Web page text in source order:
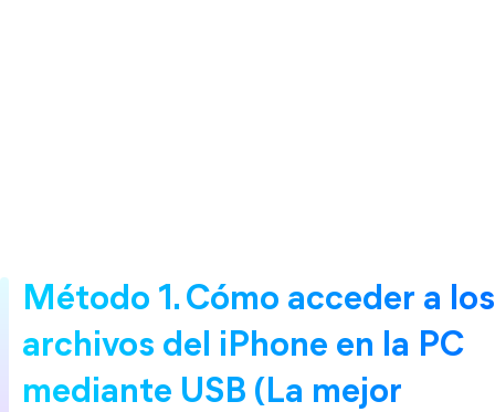
Método 1. Cómo acceder a los
archivos del iPhone en la PC
mediante USB (La mejor